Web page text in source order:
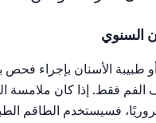
السنوي
طبيبة الأسنان بإجراء
فقط. إذا كان ملامسة
فسيستخدم الطاقم